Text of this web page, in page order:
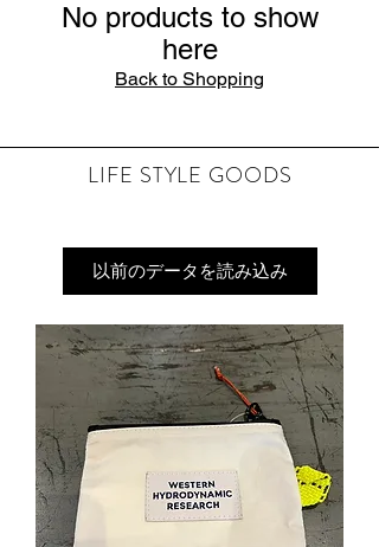
No products to show
here
Back to Shopping
LIFE STYLE GOODS
以前のデータを読み込み